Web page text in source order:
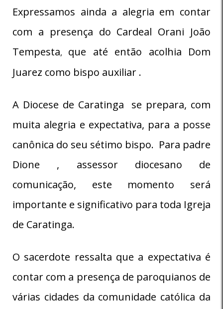
Expressamos ainda a alegria em contar
com a presença do Cardeal Orani João
Tempesta, que até então acolhia Dom
Juarez como bispo auxiliar .
A Diocese de Caratinga se prepara, com
muita alegria e expectativa, para a posse
canônica do seu sétimo bispo. Para padre
Dione , assessor diocesano de
comunicação, este momento será
importante e significativo para toda Igreja
de Caratinga.
O sacerdote ressalta que a expectativa é
contar com a presença de paroquianos de
várias cidades da comunidade católica da